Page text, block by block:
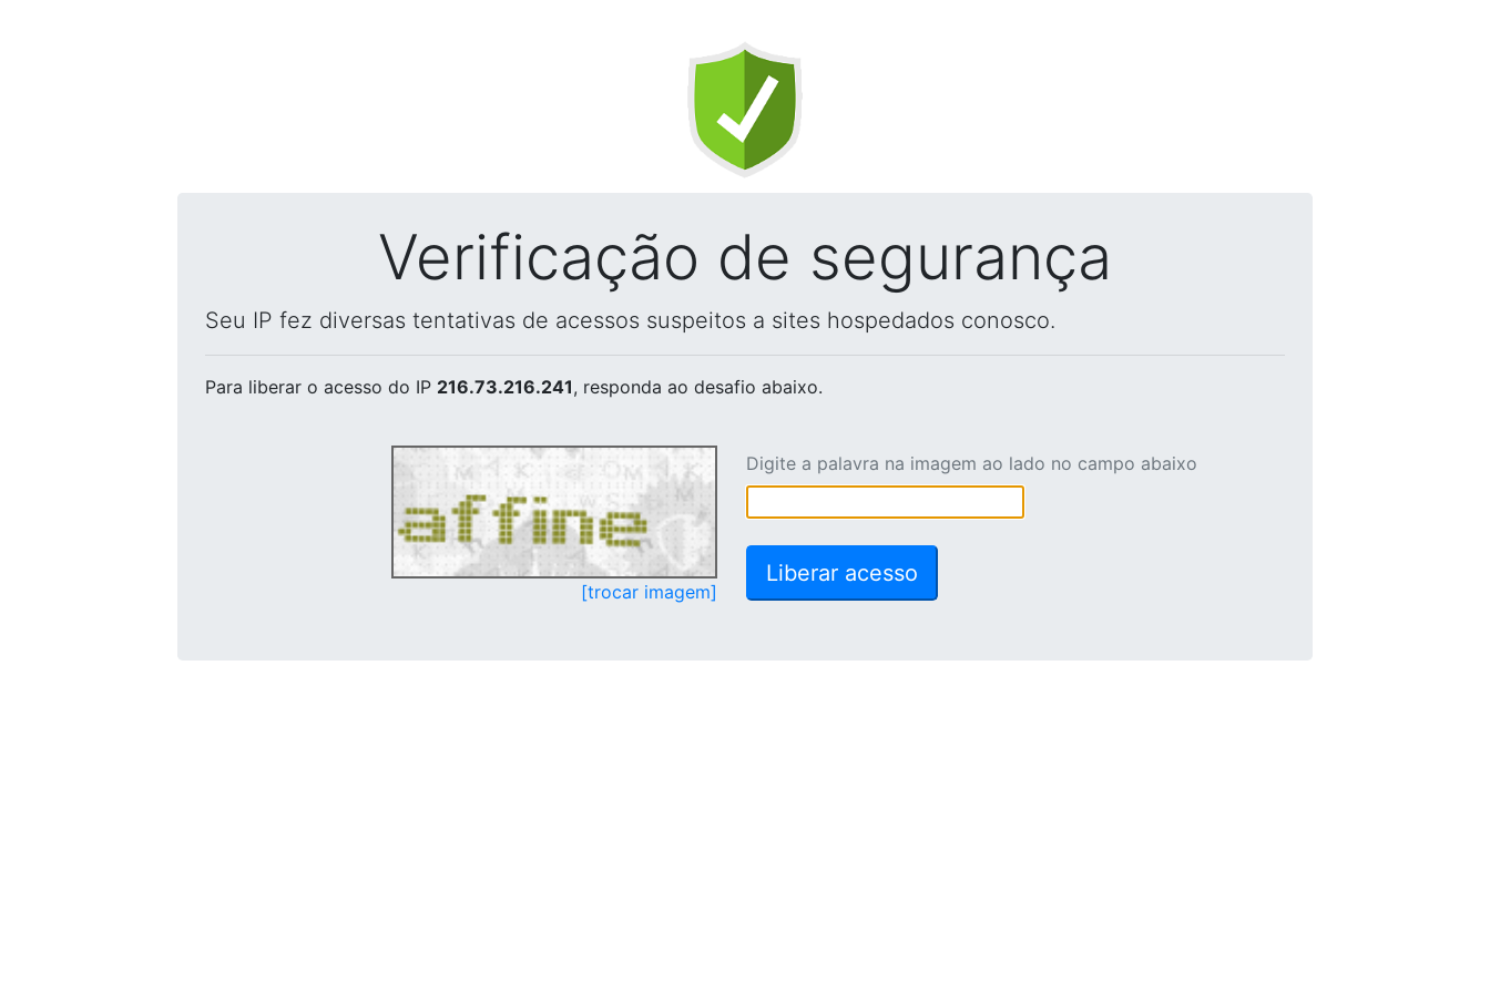
Verificação de segurança
Seu IP fez diversas tentativas de acessos suspeitos a sites hospedados conosco.
Para liberar o acesso do IP 216.73.216.241, responda ao desafio abaixo.
[trocar imagem]
Digite a palavra na imagem ao lado no campo abaixo